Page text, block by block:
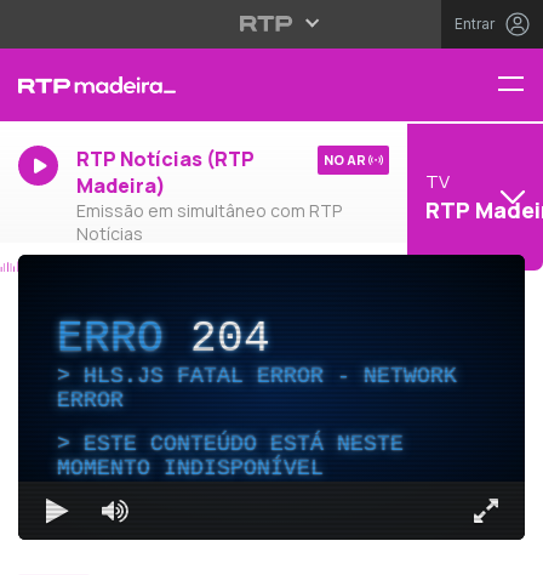
Entrar
RTP Notícias (RTP
Madeira)
Emissão em simultâneo com RTP
Notícias
NO AR
TV
RTP
ERRO204
HLS.JS FATAL ERROR - NETWORK
ERROR
ESTE CONTEÚDO ESTÁ NESTE
MOMENTO INDISPONÍVEL